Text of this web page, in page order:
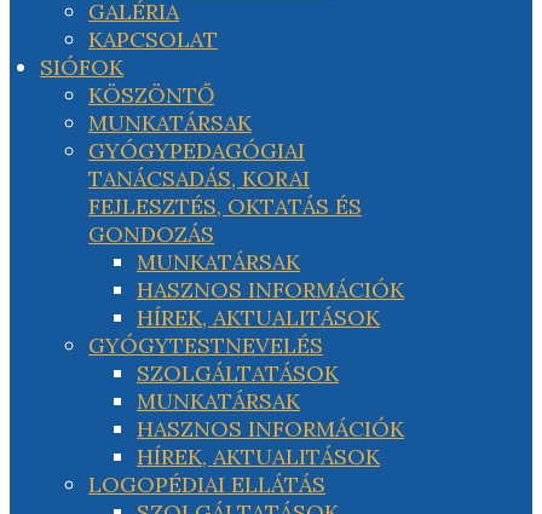
GALÉRIA
KAPCSOLAT
SIÓFOK
KÖSZÖNTŐ
MUNKATÁRSAK
GYÓGYPEDAGÓGIAI
TANÁCSADÁS, KORAI
FEJLESZTÉS, OKTATÁS ÉS
GONDOZÁS
MUNKATÁRSAK
HASZNOS INFORMÁCIÓK
HÍREK, AKTUALITÁSOK
GYÓGYTESTNEVELÉS
SZOLGÁLTATÁSOK
MUNKATÁRSAK
HASZNOS INFORMÁCIÓK
HÍREK, AKTUALITÁSOK
LOGOPÉDIAI ELLÁTÁS